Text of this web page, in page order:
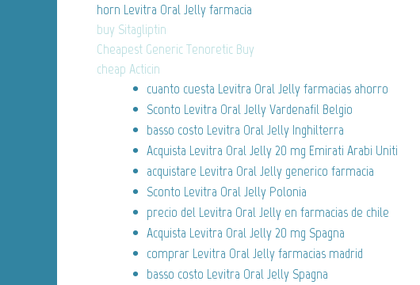
horn Levitra Oral Jelly farmacia
buy Sitagliptin
Cheapest Generic Tenoretic Buy
cheap Acticin
cuanto cuesta Levitra Oral Jelly farmacias ahorro
Sconto Levitra Oral Jelly Vardenafil Belgio
basso costo Levitra Oral Jelly Inghilterra
Acquista Levitra Oral Jelly 20 mg Emirati Arabi Uniti
acquistare Levitra Oral Jelly generico farmacia
Sconto Levitra Oral Jelly Polonia
precio del Levitra Oral Jelly en farmacias de chile
Acquista Levitra Oral Jelly 20 mg Spagna
comprar Levitra Oral Jelly farmacias madrid
basso costo Levitra Oral Jelly Spagna